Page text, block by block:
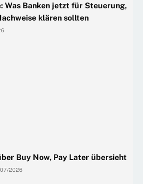
Was Banken jetzt für Steuerung,
klären sollten
Buy Now, Pay Later übersieht
2026